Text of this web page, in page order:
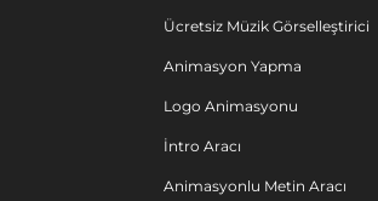
Ücretsiz Müzik Görselleştirici
Animasyon Yapma
Logo Animasyonu
İntro Aracı
Animasyonlu Metin Aracı